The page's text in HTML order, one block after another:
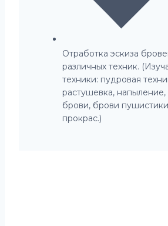
Отработка эскиза
различных техник.
техники: пудровая
растушевка,
брови, брови
прокрас.)